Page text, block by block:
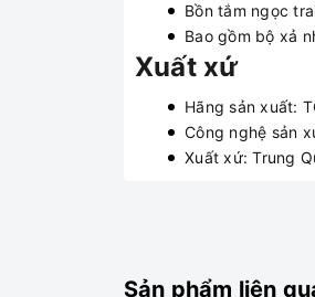
Bồn tắm ngọc
Bao gồm bộ xả
Xuất xứ
Hãng sản xuất:
Công nghệ sản
Xuất xứ: Trung
Sản phẩm liên